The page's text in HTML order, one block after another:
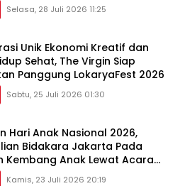
Selasa, 28 Juli 2026 11:25
Unik Ekonomi Kreatif dan
Sehat, The Virgin Siap
Panggung LokaryaFest 2026
Sabtu, 25 Juli 2026 01:30
Hari Anak Nasional 2026,
Bidakara Jakarta Pada
Kembang Anak Lewat Acara
Begins
Kamis, 23 Juli 2026 20:19